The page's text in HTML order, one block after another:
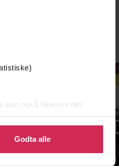
kan også tilpasse ditt
eller endre ditt samtykke.
Godta alle